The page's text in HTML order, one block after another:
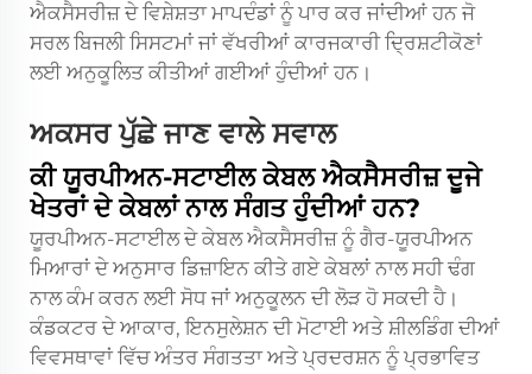
ਐਕਸੈਸਰੀਜ਼ ਦੇ ਵਿਸ਼ੇਸ਼ਤਾ ਮਾਪਦੰਡਾਂ ਨੂੰ ਪਾਰ ਕਰ ਜਾਂਦੀਆਂ ਹਨ ਜੋ
ਸਰਲ ਬਿਜਲੀ ਸਿਸਟਮਾਂ ਜਾਂ ਵੱਖਰੀਆਂ ਕਾਰਜਕਾਰੀ ਦ੍ਰਿਸ਼ਟੀਕੋਣਾਂ
ਲਈ ਅਨੁਕੂਲਿਤ ਕੀਤੀਆਂ ਗਈਆਂ ਹੁੰਦੀਆਂ ਹਨ।
ਅਕਸਰ ਪੁੱਛੇ ਜਾਣ ਵਾਲੇ ਸਵਾਲ
ਕੀ ਯੂਰਪੀਅਨ-ਸਟਾਈਲ ਕੇਬਲ ਐਕਸੈਸਰੀਜ਼ ਦੂਜੇ
ਖੇਤਰਾਂ ਦੇ ਕੇਬਲਾਂ ਨਾਲ ਸੰਗਤ ਹੁੰਦੀਆਂ ਹਨ?
ਯੂਰਪੀਅਨ-ਸਟਾਈਲ ਦੇ ਕੇਬਲ ਐਕਸੈਸਰੀਜ਼ ਨੂੰ ਗੈਰ-ਯੂਰਪੀਅਨ
ਮਿਆਰਾਂ ਦੇ ਅਨੁਸਾਰ ਡਿਜ਼ਾਇਨ ਕੀਤੇ ਗਏ ਕੇਬਲਾਂ ਨਾਲ ਸਹੀ ਢੰਗ
ਨਾਲ ਕੰਮ ਕਰਨ ਲਈ ਸੋਧ ਜਾਂ ਅਨੁਕੂਲਨ ਦੀ ਲੋੜ ਹੋ ਸਕਦੀ ਹੈ।
ਕੰਡਕਟਰ ਦੇ ਆਕਾਰ, ਇਨਸੁਲੇਸ਼ਨ ਦੀ ਮੋਟਾਈ ਅਤੇ ਸ਼ੀਲਡਿੰਗ ਦੀਆਂ
ਵਿਵਸਥਾਵਾਂ ਵਿੱਚ ਅੰਤਰ ਸੰਗਤਤਾ ਅਤੇ ਪ੍ਰਦਰਸ਼ਨ ਨੂੰ ਪ੍ਰਭਾਵਿਤ